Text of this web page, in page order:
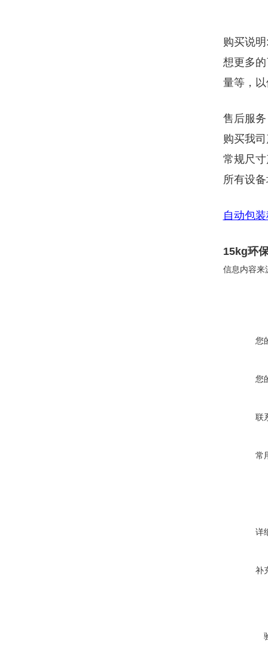
购买说明
想更多
量等，
售后服
购买我
常规尺
所有设
自动包
15kg环
信息内容来
您
您
联
常
详
补